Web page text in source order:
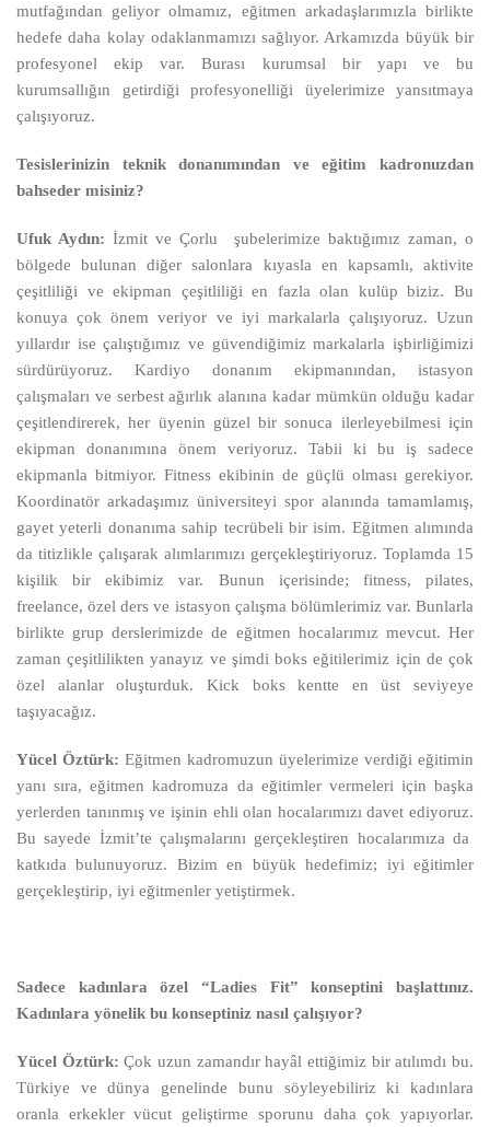
mutfağından geliyor olmamız, eğitmen arkadaşlarımızla birlikte
hedefe daha kolay odaklanmamızı sağlıyor. Arkamızda büyük bir
profesyonel ekip var. Burası kurumsal bir yapı ve bu
kurumsallığın getirdiği profesyonelliği üyelerimize yansıtmaya
çalışıyoruz.
Tesislerinizin teknik donanımından ve eğitim kadronuzdan
bahseder misiniz?
Ufuk Aydın: İzmit ve Çorlu şubelerimize baktığımız zaman, o
bölgede bulunan diğer salonlara kıyasla en kapsamlı, aktivite
çeşitliliği ve ekipman çeşitliliği en fazla olan kulüp biziz. Bu
konuya çok önem veriyor ve iyi markalarla çalışıyoruz. Uzun
yıllardır ise çalıştığımız ve güvendiğimiz markalarla işbirliğimizi
sürdürüyoruz. Kardiyo donanım ekipmanından, istasyon
çalışmaları ve serbest ağırlık alanına kadar mümkün olduğu kadar
çeşitlendirerek, her üyenin güzel bir sonuca ilerleyebilmesi için
ekipman donanımına önem veriyoruz. Tabii ki bu iş sadece
ekipmanla bitmiyor. Fitness ekibinin de güçlü olması gerekiyor.
Koordinatör arkadaşımız üniversiteyi spor alanında tamamlamış,
gayet yeterli donanıma sahip tecrübeli bir isim. Eğitmen alımında
da titizlikle çalışarak alımlarımızı gerçekleştiriyoruz. Toplamda 15
kişilik bir ekibimiz var. Bunun içerisinde; fitness, pilates,
freelance, özel ders ve istasyon çalışma bölümlerimiz var. Bunlarla
birlikte grup derslerimizde de eğitmen hocalarımız mevcut. Her
zaman çeşitlilikten yanayız ve şimdi boks eğitilerimiz için de çok
özel alanlar oluşturduk. Kick boks kentte en üst seviyeye
taşıyacağız.
Yücel Öztürk: Eğitmen kadromuzun üyelerimize verdiği eğitimin
yanı sıra, eğitmen kadromuza da eğitimler vermeleri için başka
yerlerden tanınmış ve işinin ehli olan hocalarımızı davet ediyoruz.
Bu sayede İzmit’te çalışmalarını gerçekleştiren hocalarımıza da
katkıda bulunuyoruz. Bizim en büyük hedefimiz; iyi eğitimler
gerçekleştirip, iyi eğitmenler yetiştirmek.
Sadece kadınlara özel “Ladies Fit” konseptini başlattınız.
Kadınlara yönelik bu konseptiniz nasıl çalışıyor?
Yücel Öztürk:Çok uzun zamandır hayâl ettiğimiz bir atılımdı bu.
Türkiye ve dünya genelinde bunu söyleyebiliriz ki kadınlara
oranla erkekler vücut geliştirme sporunu daha çok yapıyorlar.